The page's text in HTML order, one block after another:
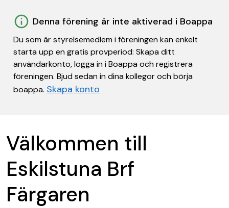
Denna förening är inte aktiverad i Boappa
Du som är styrelsemedlem i föreningen kan enkelt
starta upp en gratis provperiod: Skapa ditt
användarkonto, logga in i Boappa och registrera
föreningen. Bjud sedan in dina kollegor och börja
boappa. Skapa konto
Välkommen till
Eskilstuna Brf
Färgaren